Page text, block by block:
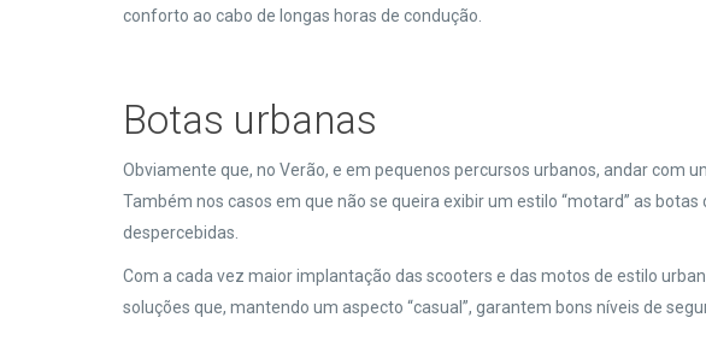
conforto ao cabo de longas horas de condução.
Botas urbanas
Obviamente que, no Verão, e em pequenos percursos urbanos, andar com
Também nos casos em que não se queira exibir um estilo “motard” as
despercebidas.
Com a cada vez maior implantação das scooters e das motos de estilo
soluções que, mantendo um aspecto “casual”, garantem bons níveis de